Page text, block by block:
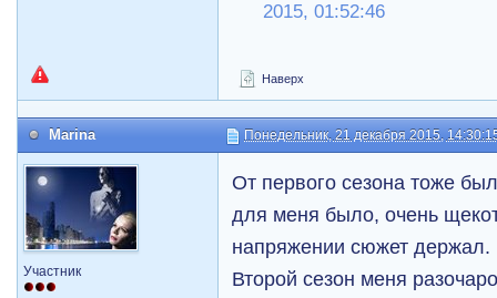
2015, 01:52:46
Наверх
Marina Понедельник, 21 декабря 2015,
Участник
От первого сезона тоже
для меня было, очень
напряжении сюжет держал.
Второй сезон меня